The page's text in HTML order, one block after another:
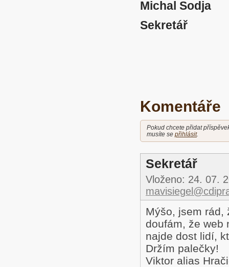
Michal Sodja
Sekretář
Komentáře
Pokud chcete přidat
musíte se přihlásit.
Sekretář
Vloženo: 24. 07.
Mýšo, jsem rád,
doufám, že web
najde dost lidí,
Držím palečky!
Viktor alias